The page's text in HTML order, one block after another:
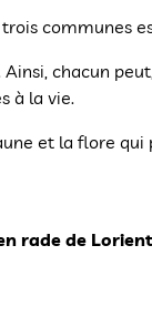
communes
chacun
à la vie.
et la flore qui
rade de